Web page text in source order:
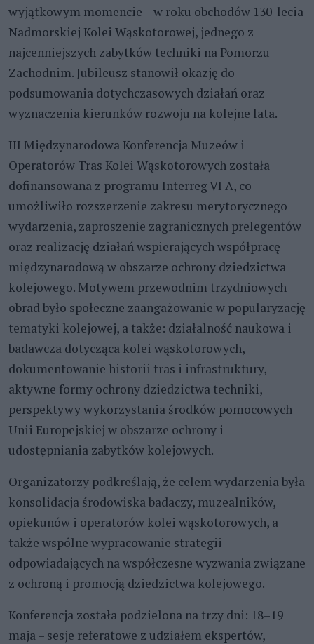
wyjątkowym momencie – w roku obchodów 130-lecia
Nadmorskiej Kolei Wąskotorowej, jednego z
najcenniejszych zabytków techniki na Pomorzu
Zachodnim. Jubileusz stanowił okazję do
podsumowania dotychczasowych działań oraz
wyznaczenia kierunków rozwoju na kolejne lata.
III Międzynarodowa Konferencja Muzeów i
Operatorów Tras Kolei Wąskotorowych została
dofinansowana z programu Interreg VI A, co
umożliwiło rozszerzenie zakresu merytorycznego
wydarzenia, zaproszenie zagranicznych prelegentów
oraz realizację działań wspierających współpracę
międzynarodową w obszarze ochrony dziedzictwa
kolejowego. Motywem przewodnim trzydniowych
obrad było społeczne zaangażowanie w popularyzację
tematyki kolejowej, a także: działalność naukowa i
badawcza dotycząca kolei wąskotorowych,
dokumentowanie historii tras i infrastruktury,
aktywne formy ochrony dziedzictwa techniki,
perspektywy wykorzystania środków pomocowych
Unii Europejskiej w obszarze ochrony i
udostępniania zabytków kolejowych.
Organizatorzy podkreślają, że celem wydarzenia była
konsolidacja środowiska badaczy, muzealników,
opiekunów i operatorów kolei wąskotorowych, a
także wspólne wypracowanie strategii
odpowiadających na współczesne wyzwania związane
z ochroną i promocją dziedzictwa kolejowego.
Konferencja została podzielona na trzy dni: 18–19
maja – sesje referatowe z udziałem ekspertów,